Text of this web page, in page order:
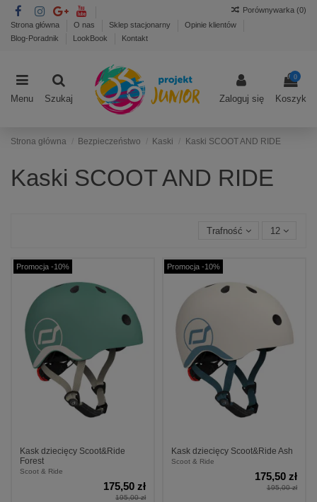
Strona główna O nas Sklep stacjonarny
Opinie klientów
Blog-Poradnik
LookBook Kontakt
Porównywarka (0)
Menu Szukaj Zaloguj się
0
Koszyk
Strona główna Bezpieczeństwo Kaski Kaski SCOOT AND RIDE
Kaski SCOOT AND RIDE
Trafność 12
Promocja -10%
Kask dziecięcy Scoot&Ride
Forest
Scoot & Ride
175,50 zł
195,00 zł
Promocja -10%
Kask dziecięcy Scoot&Ride Ash
Scoot & Ride
175,50 zł
195,00 zł